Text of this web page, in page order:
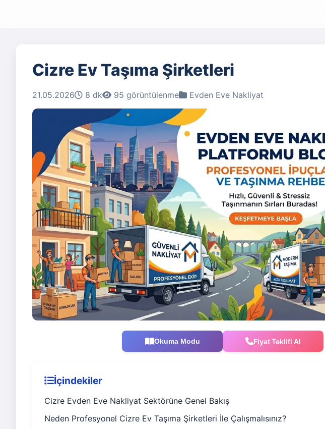
Cizre Ev Taşıma Şirketleri
21.05.2026 8 dk 95 görüntülenme Evden Eve Nakliyat
Okuma Modu Fiyat Teklifi Al
İçindekiler
Cizre Evden Eve Nakliyat Sektörüne Genel Bakış
Neden Profesyonel Cizre Ev Taşıma Şirketleri İle Çalışmalısınız?